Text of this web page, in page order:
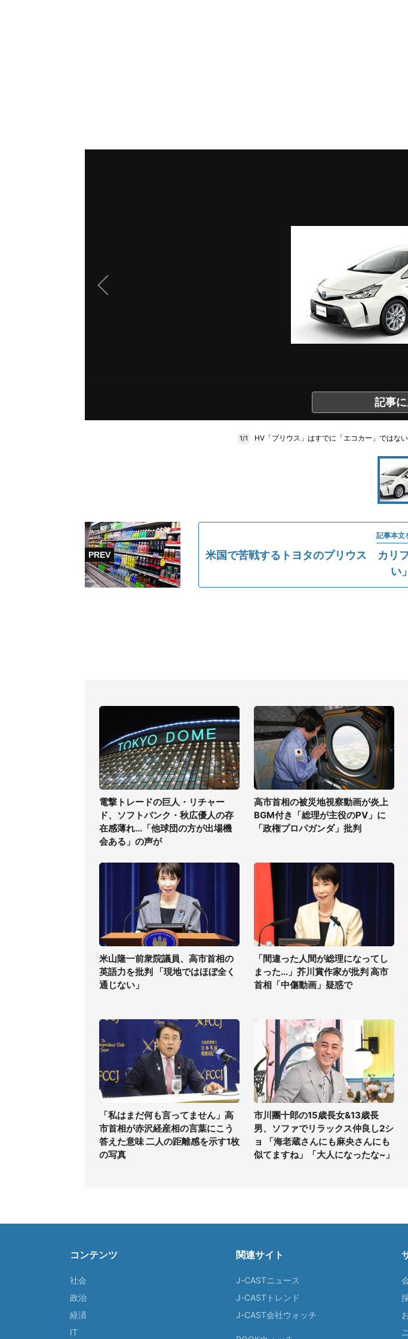
記事
1/1 HV「プリウス」はすでに「エコカー」ではな
記事本文
米国で苦戦するトヨタのプリウス カリ
い」
電撃トレードの巨人・リチャー
ド、ソフトバンク・秋広優人の存
在感薄れ...「他球団の方が出場機
会ある」の声が
高市首相の被災地視察動画が炎上
BGM付き「総理が主役のPV」に
「政権プロパガンダ」批判
米山隆一前衆院議員、高市首相の
英語力を批判 「現地ではほぼ全く
通じない」
「間違った人間が総理になってし
まった...」芥川賞作家が批判 高市
首相「中傷動画」疑惑で
「私はまだ何も言ってません」高
市首相が赤沢経産相の言葉にこう
答えた意味 二人の距離感を示す1枚
の写真
市川團十郎の15歳長女&13歳長
男、ソファでリラックス仲良し2シ
ョ 「海老蔵さんにも麻央さんにも
似てますね」「大人になったな~」
コンテンツ
社会
政治
経済
IT
関連サイト
J-CASTニュース
J-CASTトレンド
J-CAST会社ウォッチ